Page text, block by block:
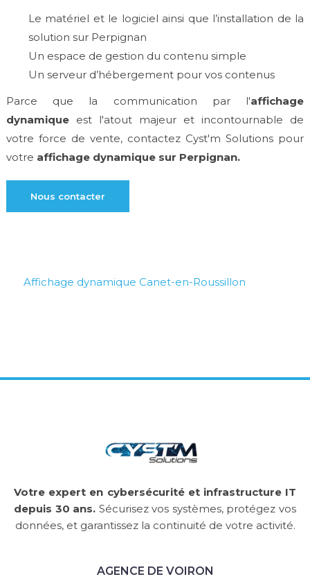
Le matériel et le logiciel ainsi que l’installation de la
solution sur Perpignan
Un espace de gestion du contenu simple
Un serveur d’hébergement pour vos contenus
Parce que la communication par l'affichage
dynamiqueest l'atout majeur et incontournable de
votre force de vente, contactez Cyst'm Solutions pour
votre affichage dynamique sur Perpignan.
Nous contacter
Affichage dynamique Canet-en-Roussillon
Votre expert en cybersécurité et infrastructure IT
depuis 30 ans. Sécurisez vos systèmes, protégez vos
données, et garantissez la continuité de votre activité.
AGENCE DE VOIRON